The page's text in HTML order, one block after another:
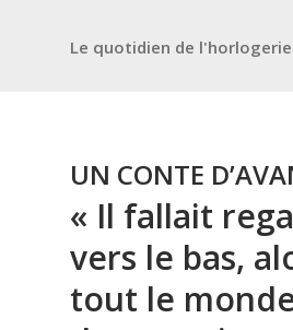
Le quotidien de l'horlogerie
UN CONTE
« Il fallait
vers le bas,
tout le